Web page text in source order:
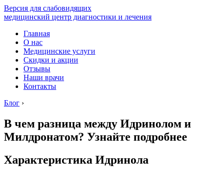
Версия для слабовидящих
медицинский центр диагностики и лечения
Главная
О нас
Медицинские услуги
Скидки и акции
Отзывы
Наши врачи
Контакты
Блог ›
В чем разница между Идринолом и
Милдронатом? Узнайте подробнее
Характеристика Идринола